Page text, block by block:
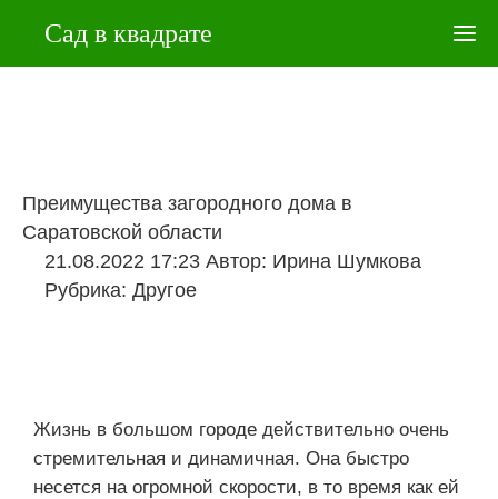
Преимущества загородного дома в
Саратовской области
21.08.2022 17:23 Автор: Ирина Шумкова
Рубрика: Другое
Жизнь в большом городе действительно очень
стремительная и динамичная. Она быстро
несется на огромной скорости, в то время как ей
Сад в квадрате